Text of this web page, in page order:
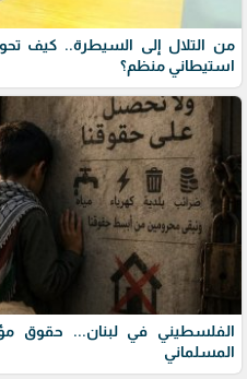
من التلال إلى السيطرة.. كيف
استيطاني منظم؟
الفلسطيني في لبنان... حقوق
المسلماني